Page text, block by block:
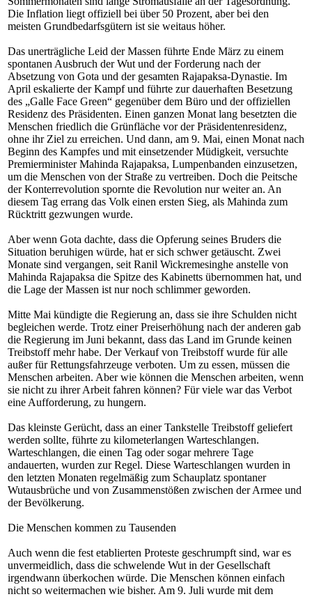
Die Inflation liegt offiziell bei über 50 Prozent, aber bei den
meisten Grundbedarfsgütern ist sie weitaus höher.
Das unerträgliche Leid der Massen führte Ende März zu einem
spontanen Ausbruch der Wut und der Forderung nach der
Absetzung von Gota und der gesamten Rajapaksa-Dynastie. Im
April eskalierte der Kampf und führte zur dauerhaften Besetzung
des „Galle Face Green“ gegenüber dem Büro und der offiziellen
Residenz des Präsidenten. Einen ganzen Monat lang besetzten die
Menschen friedlich die Grünfläche vor der Präsidentenresidenz,
ohne ihr Ziel zu erreichen. Und dann, am 9. Mai, einen Monat nach
Beginn des Kampfes und mit einsetzender Müdigkeit, versuchte
Premierminister Mahinda Rajapaksa, Lumpenbanden einzusetzen,
um die Menschen von der Straße zu vertreiben. Doch die Peitsche
der Konterrevolution spornte die Revolution nur weiter an. An
diesem Tag errang das Volk einen ersten Sieg, als Mahinda zum
Rücktritt gezwungen wurde.
Aber wenn Gota dachte, dass die Opferung seines Bruders die
Situation beruhigen würde, hat er sich schwer getäuscht. Zwei
Monate sind vergangen, seit Ranil Wickremesinghe anstelle von
Mahinda Rajapaksa die Spitze des Kabinetts übernommen hat, und
die Lage der Massen ist nur noch schlimmer geworden.
Mitte Mai kündigte die Regierung an, dass sie ihre Schulden nicht
begleichen werde. Trotz einer Preiserhöhung nach der anderen gab
die Regierung im Juni bekannt, dass das Land im Grunde keinen
Treibstoff mehr habe. Der Verkauf von Treibstoff wurde für alle
außer für Rettungsfahrzeuge verboten. Um zu essen, müssen die
Menschen arbeiten. Aber wie können die Menschen arbeiten, wenn
sie nicht zu ihrer Arbeit fahren können? Für viele war das Verbot
eine Aufforderung, zu hungern.
Das kleinste Gerücht, dass an einer Tankstelle Treibstoff geliefert
werden sollte, führte zu kilometerlangen Warteschlangen.
Warteschlangen, die einen Tag oder sogar mehrere Tage
andauerten, wurden zur Regel. Diese Warteschlangen wurden in
den letzten Monaten regelmäßig zum Schauplatz spontaner
Wutausbrüche und von Zusammenstößen zwischen der Armee und
der Bevölkerung.
Die Menschen kommen zu Tausenden
Auch wenn die fest etablierten Proteste geschrumpft sind, war es
unvermeidlich, dass die schwelende Wut in der Gesellschaft
irgendwann überkochen würde. Die Menschen können einfach
nicht so weitermachen wie bisher. Am 9. Juli wurde mit dem